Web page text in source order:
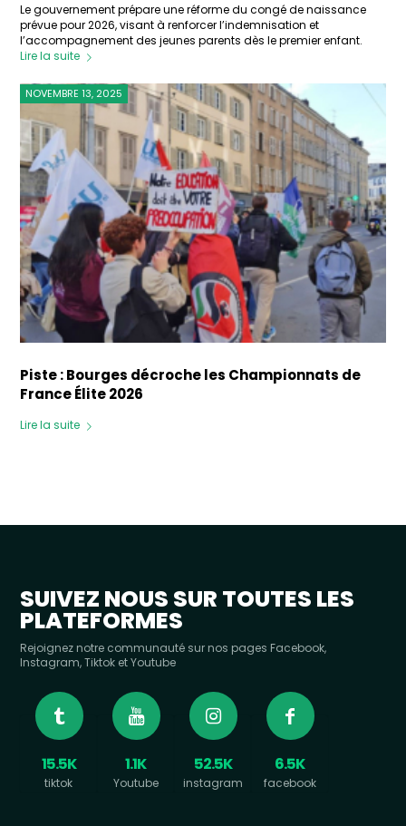
Le gouvernement prépare une réforme du congé de naissance
prévue pour 2026, visant à renforcer l’indemnisation et
l’accompagnement des jeunes parents dès le premier enfant.
Lire la suite
Piste : Bourges décroche les Championnats de
France Élite 2026
NOVEMBRE 13, 2025
Lire la suite
SUIVEZ NOUS SUR TOUTES LES
PLATEFORMES
Rejoignez notre communauté sur nos pages Facebook,
Instagram, Tiktok et Youtube
15.5K
tiktok
1.1K
Youtube
52.5K
instagram
6.5K
facebook